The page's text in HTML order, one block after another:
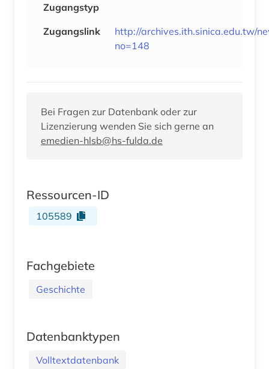
Zugangstyp
Zugangslink
http://archives.ith.sinica.edu.tw/
no=148
Bei Fragen zur Datenbank oder zur
Lizenzierung wenden Sie sich gerne an
emedien-hlsb@hs-fulda.de
Ressourcen-ID
105589
Fachgebiete
Geschichte
Datenbanktypen
Volltextdatenbank